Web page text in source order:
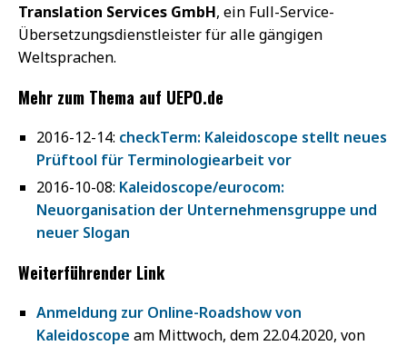
Translation Services GmbH, ein Full-Service-
Übersetzungsdienstleister für alle gängigen
Weltsprachen.
Mehr zum Thema auf UEPO.de
2016-12-14: checkTerm: Kaleidoscope stellt neues
Prüftool für Terminologiearbeit vor
2016-10-08: Kaleidoscope/eurocom:
Neuorganisation der Unternehmensgruppe und
neuer Slogan
Weiterführender Link
Anmeldung zur Online-Roadshow von
Kaleidoscope am Mittwoch, dem 22.04.2020, von